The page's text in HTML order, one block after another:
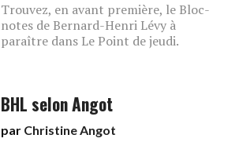
Trouvez, en avant première, le Bloc-
notes de Bernard-Henri Lévy à
paraître dans Le Point de jeudi.
BHL selon Angot
par Christine Angot